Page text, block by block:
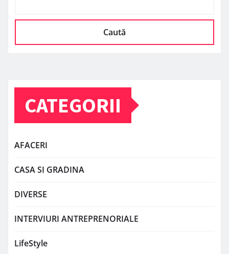
Caută
CATEGORII
AFACERI
CASA SI GRADINA
DIVERSE
INTERVIURI ANTREPRENORIALE
LifeStyle